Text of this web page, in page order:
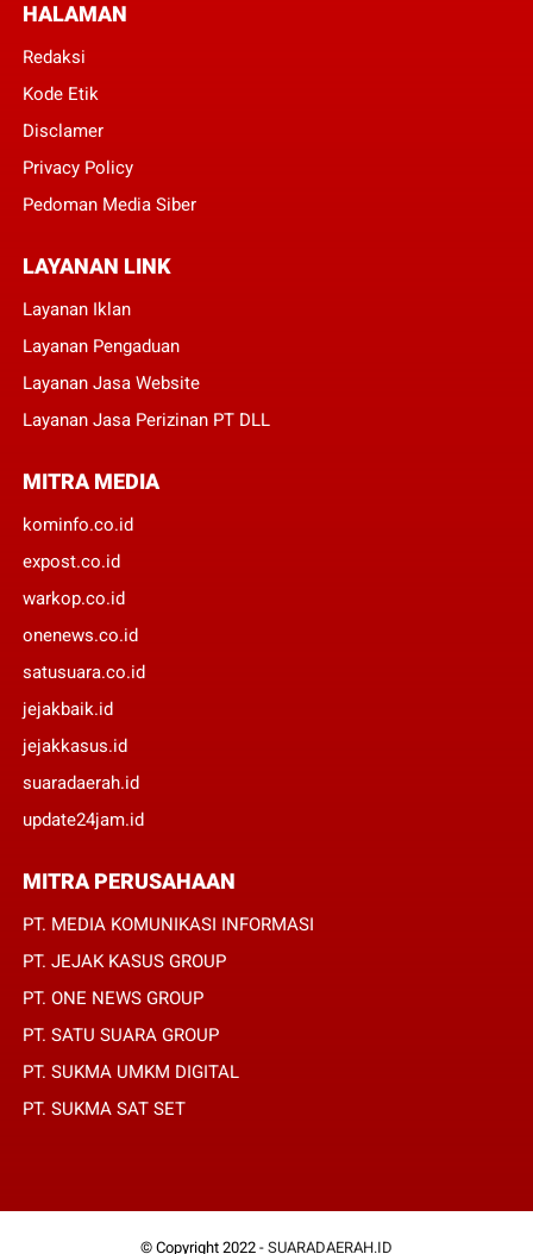
HALAMAN
Redaksi
Kode Etik
Disclamer
Privacy Policy
Pedoman Media Siber
LAYANAN LINK
Layanan Iklan
Layanan Pengaduan
Layanan Jasa Website
Layanan Jasa Perizinan PT DLL
MITRA MEDIA
kominfo.co.id
expost.co.id
warkop.co.id
onenews.co.id
satusuara.co.id
jejakbaik.id
jejakkasus.id
suaradaerah.id
update24jam.id
MITRA PERUSAHAAN
PT. MEDIA KOMUNIKASI INFORMASI
PT. JEJAK KASUS GROUP
PT. ONE NEWS GROUP
PT. SATU SUARA GROUP
PT. SUKMA UMKM DIGITAL
PT. SUKMA SAT SET
© Copyright 2022 - SUARADAERAH.ID